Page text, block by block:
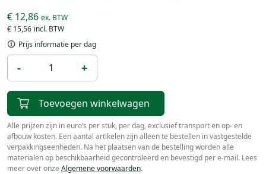
€ 15,56
€ 12,86
Prijs informatie per dag
- +
Toevoegen winkelwagen
Alle prijzen zijn in euro’s per stuk, per dag, exclusief transport en op- en
afbouw kosten. Een aantal artikelen zijn alleen te bestellen in vastgestelde
verpakkingseenheden. Na het plaatsen van de bestelling worden alle
materialen op beschikbaarheid gecontroleerd en bevestigd per e-mail. Lees
meer over onze Algemene voorwaarden.